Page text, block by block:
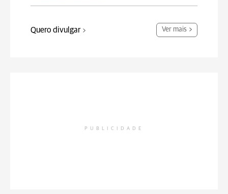
Quero divulgar Ver mais
PUBLICIDADE